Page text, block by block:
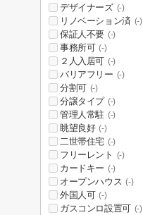
デザイナーズ (-)
リノベーション済 (-)
保証人不要 (-)
事務所可 (-)
２人入居可 (-)
バリアフリー (-)
分割可 (-)
分譲タイプ (-)
管理人常駐 (-)
眺望良好 (-)
二世帯住宅 (-)
フリーレント (-)
カードキー (-)
オープンハウス (-)
外国人可 (-)
ガスコンロ設置可 (-)